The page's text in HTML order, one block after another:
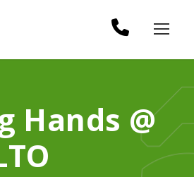
Hands @